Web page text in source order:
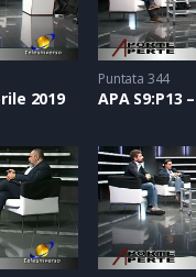
2019
Puntata 344
APA S9:P13